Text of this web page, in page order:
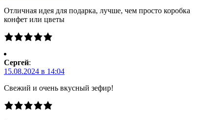
Отличная идея для подарка, лучше, чем просто коробка
конфет или цветы
Сергей:
15.08.2024 в 14:04
Свежий и очень вкусный зефир!